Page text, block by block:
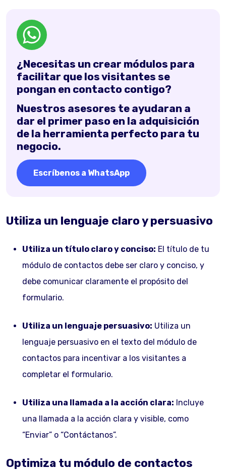
¿Necesitas un crear módulos para
facilitar que los visitantes se
pongan en contacto contigo?
Nuestros asesores te ayudaran a
dar el primer paso en la adquisición
de la herramienta perfecto para tu
negocio.
Escríbenos a WhatsApp
Utiliza un lenguaje claro y persuasivo
Utiliza un título claro y conciso: El título de tu
módulo de contactos debe ser claro y conciso, y
debe comunicar claramente el propósito del
formulario.
Utiliza un lenguaje persuasivo: Utiliza un
lenguaje persuasivo en el texto del módulo de
contactos para incentivar a los visitantes a
completar el formulario.
Utiliza una llamada a la acción clara: Incluye
una llamada a la acción clara y visible, como
“Enviar” o “Contáctanos”.
Optimiza tu módulo de contactos